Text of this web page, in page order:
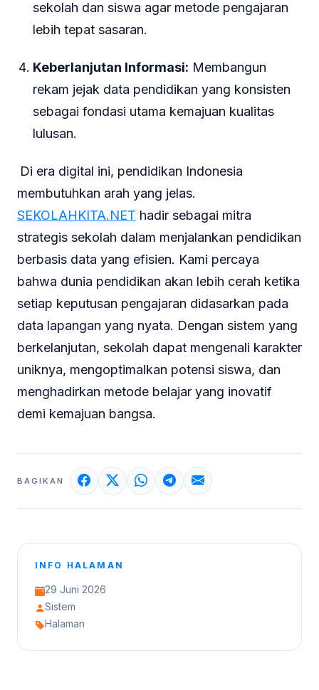
sekolah dan siswa agar metode pengajaran
lebih tepat sasaran.
Keberlanjutan Informasi: Membangun
rekam jejak data pendidikan yang konsisten
sebagai fondasi utama kemajuan kualitas
lulusan.
Di era digital ini, pendidikan Indonesia
membutuhkan arah yang jelas.
SEKOLAHKITA.NET hadir sebagai mitra
strategis sekolah dalam menjalankan pendidikan
berbasis data yang efisien. Kami percaya
bahwa dunia pendidikan akan lebih cerah ketika
setiap keputusan pengajaran didasarkan pada
data lapangan yang nyata. Dengan sistem yang
berkelanjutan, sekolah dapat mengenali karakter
uniknya, mengoptimalkan potensi siswa, dan
menghadirkan metode belajar yang inovatif
demi kemajuan bangsa.
BAGIKAN
INFO HALAMAN
29 Juni 2026
Sistem
Halaman